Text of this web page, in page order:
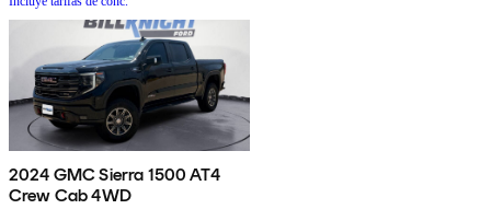
2024 GMC Sierra 1500 AT4
Crew Cab 4WD